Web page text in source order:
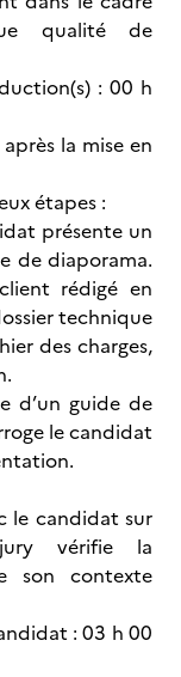
qualité de
: 00 h
la mise en
étapes :
présente un
de diaporama.
rédigé en
technique
des charges,
d’un guide de
le candidat
le candidat sur
vérifie la
son contexte
: 03 h 00